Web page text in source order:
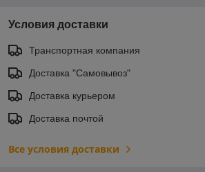
Условия доставки
Транспортная компания
Доставка "Самовывоз"
Доставка курьером
Доставка почтой
Все условия доставки